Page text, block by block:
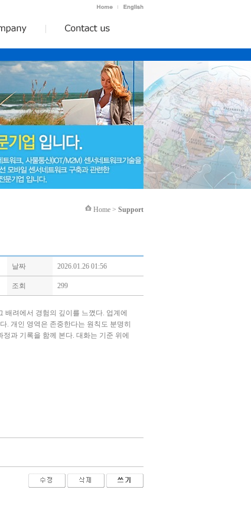
Home > Support
날짜 2026.01.26 01:56
조회 299
려에서 경험의 깊이를 느꼈다. 업계에
. 개인 영역은 존중한다는 원칙도 분명히
정과 기록을 함께 본다. 대화는 기준 위에